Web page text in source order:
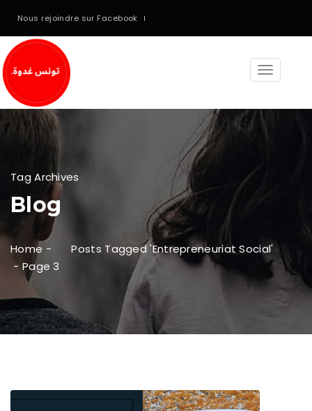
Nous rejoindre sur Facebook
Toggle
Tag Archives
Blog
Home -
Posts Tagged 'entrepreneuriat Social'
- Page 3